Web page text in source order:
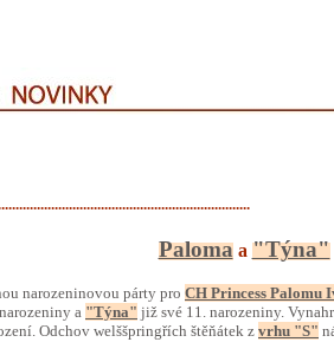
Paloma a "Týna"
narozeninovou párty pro CH Princess Palomu
a "Týna" již své 11. narozeniny.
Odchov welššpringřích štěňátek z vrhu "S"